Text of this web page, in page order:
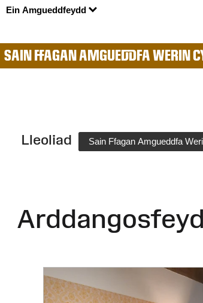
Ein Amgueddfeydd
SAIN FFAGAN AMGUEDDFA WERIN
Lleoliad Sain Ffagan Amgueddfa